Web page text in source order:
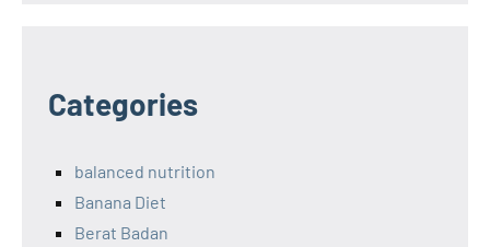
Categories
balanced nutrition
Banana Diet
Berat Badan